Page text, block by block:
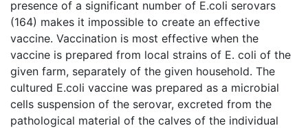
presence of a significant number of E.coli serovars
(164) makes it impossible to create an effective
vaccine. Vaccination is most effective when the
vaccine is prepared from local strains of E. coli of the
given farm, separately of the given household. The
cultured E.coli vaccine was prepared as a microbial
cells suspension of the serovar, excreted from the
pathological material of the calves of the individual